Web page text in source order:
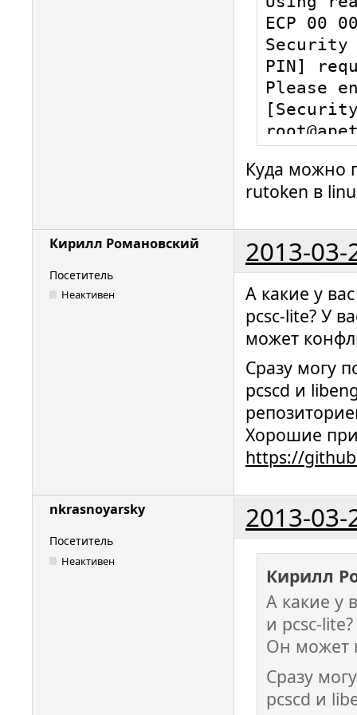
ECP 00
PIN]
Please
ECP 00
Please
-pre
pre
Loaded:
     [ available ]
slot_1-
text -
Куда можно
rutoken в
Кирилл Романовский 2013-03-
Посетитель
Неактивен
А какие у
pcsc-lite? У
может
Сразу могу
pcscd и
Хорошие
https://
nkrasnoyarsky 2013-03-
Посетитель
Неактивен
Кирилл
А какие у
и pcsc-
Он может
Сразу
pcscd и